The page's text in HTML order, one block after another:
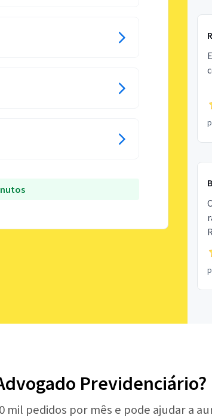
Previdenciário?
mil pedidos por mês e pode ajudar a